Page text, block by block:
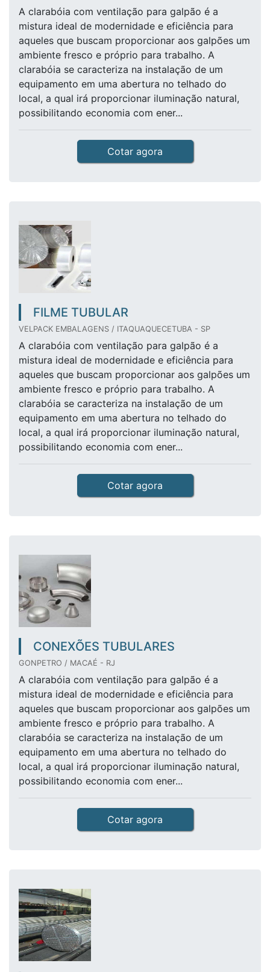
A clarabóia com ventilação para galpão é a
mistura ideal de modernidade e eficiência para
aqueles que buscam proporcionar aos galpões um
ambiente fresco e próprio para trabalho. A
clarabóia se caracteriza na instalação de um
equipamento em uma abertura no telhado do
local, a qual irá proporcionar iluminação natural,
possibilitando economia com ener...
Cotar agora
FILME TUBULAR
VELPACK EMBALAGENS / ITAQUAQUECETUBA - SP
A clarabóia com ventilação para galpão é a
mistura ideal de modernidade e eficiência para
aqueles que buscam proporcionar aos galpões um
ambiente fresco e próprio para trabalho. A
clarabóia se caracteriza na instalação de um
equipamento em uma abertura no telhado do
local, a qual irá proporcionar iluminação natural,
possibilitando economia com ener...
Cotar agora
CONEXÕES TUBULARES
GONPETRO / MACAÉ - RJ
A clarabóia com ventilação para galpão é a
mistura ideal de modernidade e eficiência para
aqueles que buscam proporcionar aos galpões um
ambiente fresco e próprio para trabalho. A
clarabóia se caracteriza na instalação de um
equipamento em uma abertura no telhado do
local, a qual irá proporcionar iluminação natural,
possibilitando economia com ener...
Cotar agora